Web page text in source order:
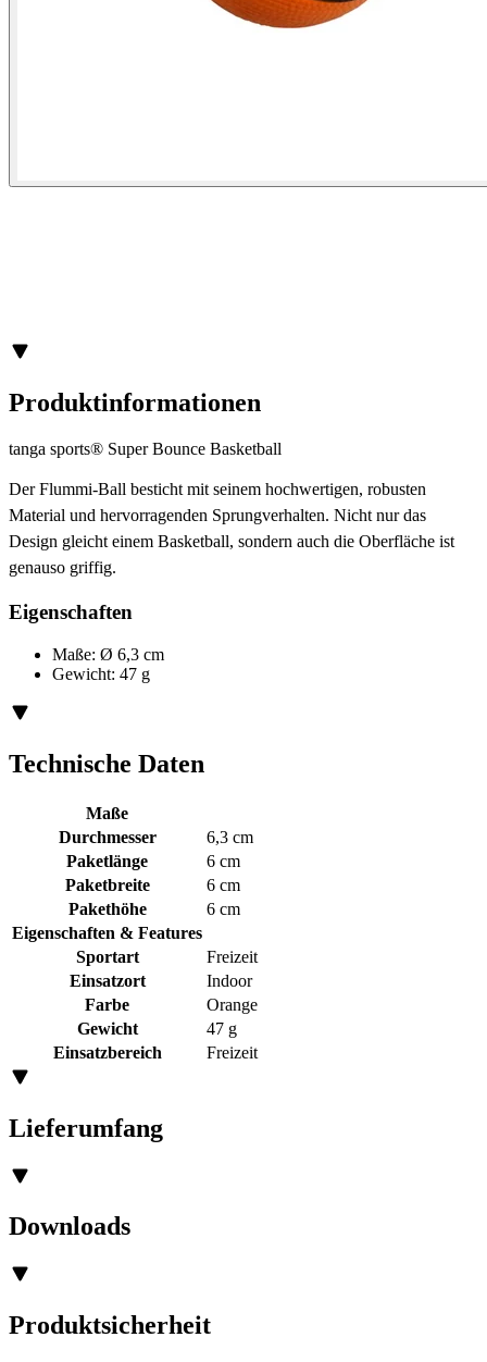
Produktinformationen
tanga sports® Super Bounce Basketball
Der Flummi-Ball besticht mit seinem hochwertigen, robusten
Material und hervorragenden Sprungverhalten. Nicht nur das
Design gleicht einem Basketball, sondern auch die Oberfläche ist
genauso griffig.
Eigenschaften
Maße: Ø 6,3 cm
Gewicht: 47 g
Technische Daten
Maße
Durchmesser
6,3 cm
Paketlänge
6 cm
Paketbreite
6 cm
Pakethöhe
6 cm
Eigenschaften & Features
Sportart
Freizeit
Einsatzort
Indoor
Farbe
Orange
Gewicht
47 g
Einsatzbereich
Freizeit
Lieferumfang
Downloads
Produktsicherheit